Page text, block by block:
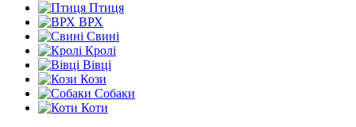
Птиця
ВРХ
Свині
Кролі
Вівці
Кози
Собаки
Коти